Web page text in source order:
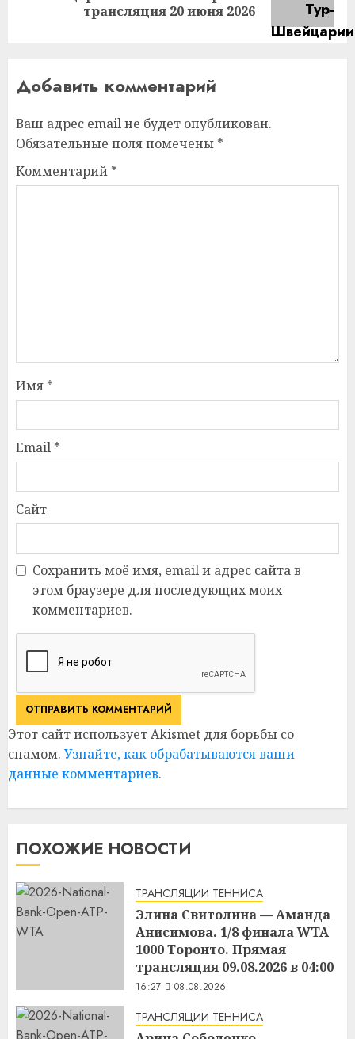
трансляция 20 июня 2026
Добавить комментарий
Ваш адрес email не будет опубликован.
Обязательные поля помечены *
Комментарий *
Имя *
Email *
Сайт
Сохранить моё имя, email и адрес сайта в
этом браузере для последующих моих
комментариев.
Этот сайт использует Akismet для борьбы со
спамом. Узнайте, как обрабатываются ваши
данные комментариев.
ПОХОЖИЕ НОВОСТИ
ТРАНСЛЯЦИИ ТЕННИСА
Элина Свитолина — Аманда
Анисимова. 1/8 финала WTA
1000 Торонто. Прямая
трансляция 09.08.2026 в 04:00
16:27 08.08.2026
ТРАНСЛЯЦИИ ТЕННИСА